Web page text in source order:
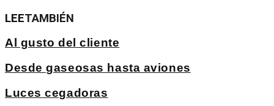
LEETAMBIÉN
Al gusto del cliente
Desde gaseosas hasta aviones
Luces cegadoras